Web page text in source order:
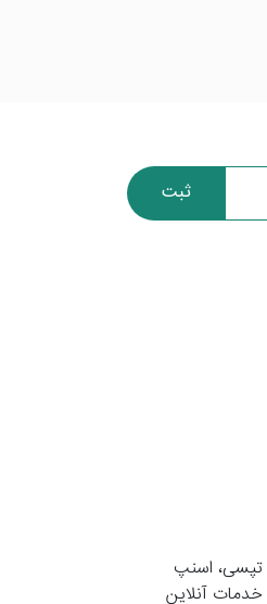
ثبت
تپسی، اسنپ
خدمات آنلاین